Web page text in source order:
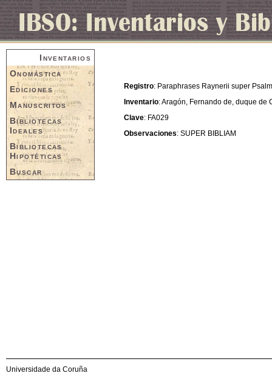
Inventarios
Onomástica
Ediciones
Manuscritos
Bibliotecas
Ideales
Bibliotecas
Hipotéticas
Buscar
Registro: Paraphrases Raynerii super
Inventario: Aragón, Fernando de, duque de
Clave: FA029
Observaciones: SUPER BIBLIAM
Universidade da Coruña